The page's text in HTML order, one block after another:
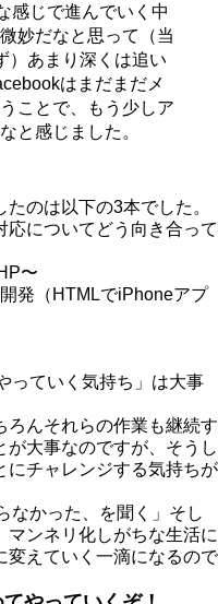
感じで進んでいく中
妙だなと思って（当
）あまり深くは追い
はまだまだメ
ことで、もう少しア
と感じました。
のは以下の3本でした。
応についてどう向き合って
〜
発（HTMLでiPhoneアプ
っていく気持ち」は大事
ろんそれらの作業も継続す
が大事なのですが、そうし
にチャレンジする気持ちが
なかった、を聞く」そし
ンネリ化しがちな生活に
変えていく一滴になるので